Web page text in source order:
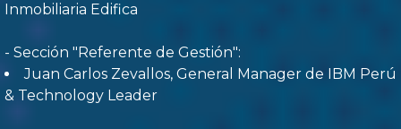
Inmobiliaria Edifica
- Sección "Referente de Gestión":
Juan Carlos Zevallos, General Manager de IBM Perú
& Technology Leader